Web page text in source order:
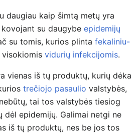
daugiau kaip šimtą metų yra
su daugybe epidemijų
su tomis, kurios plinta fekaliniu-
visokiomis vidurių infekcijomis.
vienas iš tų produktų, kurių dėka
trečiojo pasaulio valstybės,
tai tos valstybės tiesiog
dėl epidemijų. Galimai netgi ne
iš tų produktų, nes be jos tos